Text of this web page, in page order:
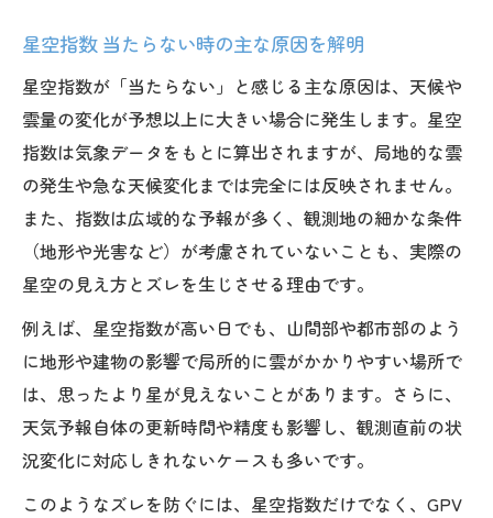
星空指数 当たらない時の主な原因を解明
星空指数が「当たらない」と感じる主な原因は、天候や
雲量の変化が予想以上に大きい場合に発生します。星空
指数は気象データをもとに算出されますが、局地的な雲
の発生や急な天候変化までは完全には反映されません。
また、指数は広域的な予報が多く、観測地の細かな条件
（地形や光害など）が考慮されていないことも、実際の
星空の見え方とズレを生じさせる理由です。
例えば、星空指数が高い日でも、山間部や都市部のよう
に地形や建物の影響で局所的に雲がかかりやすい場所で
は、思ったより星が見えないことがあります。さらに、
天気予報自体の更新時間や精度も影響し、観測直前の状
況変化に対応しきれないケースも多いです。
このようなズレを防ぐには、星空指数だけでなく、GPV